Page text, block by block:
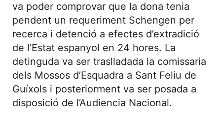
va poder comprovar que la dona tenia
pendent un requeriment Schengen per
recerca i detenció a efectes d’extradició
de l’Estat espanyol en 24 hores. La
detinguda va ser traslladada la comissaria
dels Mossos d’Esquadra a Sant Feliu de
Guíxols i posteriorment va ser posada a
disposició de l’Audiencia Nacional.